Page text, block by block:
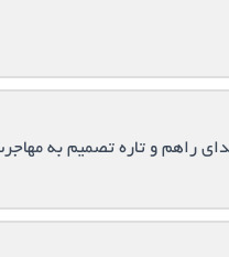
راهم و تاره تصمیم به